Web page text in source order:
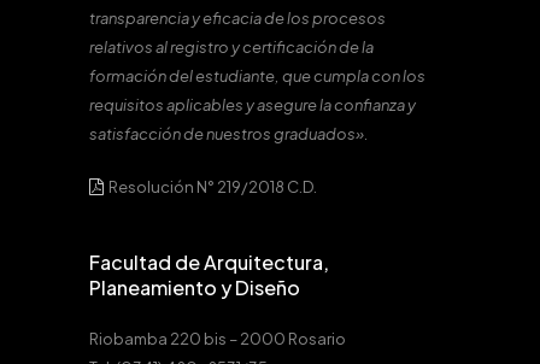
transparencia y eficacia de los procesos
relativos al registro y certificación de la
formación del estudiante, que cumpla con los
requisitos aplicables y asegure la confianza y
satisfacción de nuestros graduados».
Resolución N° 219/2018 C.D.
Facultad de Arquitectura,
Planeamiento y Diseño
Riobamba 220 bis – 2000 Rosario